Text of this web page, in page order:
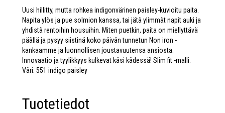
Uusi hillitty, mutta rohkea indigonvärinen paisley-kuvioitu paita.
Napita ylös ja pue solmion kanssa, tai jätä ylimmät napit auki ja
yhdistä rentoihin housuihin. Miten puetkin, paita on miellyttävä
päällä ja pysyy siistinä koko päivän tunnetun Non iron -
kankaamme ja luonnollisen joustavuutensa ansiosta.
Innovaatio ja tyylikkyys kulkevat käsi kädessä! Slim fit -malli.
Väri: 551 indigo paisley
Tuotetiedot